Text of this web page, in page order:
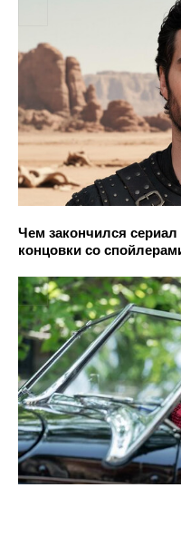
Чем закончился
концовки со